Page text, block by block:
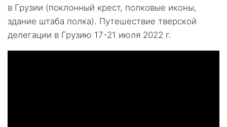
в Грузии (поклонный крест, полковые иконы,
здание штаба полка). Путешествие тверской
делегации в Грузию 17-21 июля 2022 г.